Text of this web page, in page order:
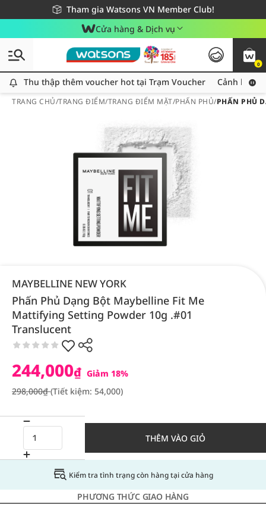
Tham gia Watsons VN Member Club!
Miễn phí giao hàng cho đơn hàng từ 249,000Đ
Giao hàng nhanh 24h - Áp dụng khu vực TP. Hồ Chí Minh
Cửa hàng & Dịch vụ
0
Thu thập thêm voucher hot tại Trạm Voucher
Thu thập thêm voucher hot tại Trạm Voucher Cảnh báo
TRANG CHỦ/TRANG ĐIỂM/TRANG ĐIỂM MẶT/PHẤN PHỦ/PHẤN PHỦ
MAYBELLINE NEW YORK
Phấn Phủ Dạng Bột Maybelline Fit Me
Mattifying Setting Powder 10g .#01
Translucent
244,000₫ Giảm 18%
298,000₫(Tiết kiệm: 54,000)
THÊM VÀO GIỎ
Kiểm tra tình trạng còn hàng tại cửa hàng
PHƯƠNG THỨC GIAO HÀNG